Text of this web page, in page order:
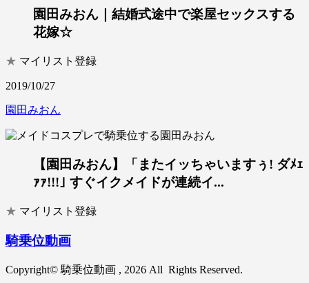
園田みおん｜結婚式途中で楽屋セックスする
花嫁☆
★ マイリスト登録
2019/10/27
園田みおん
【園田みおん】「またイッちゃいますぅ! ダﾒｪ
ｧｧ!!!｣ すぐイクメイドが連続イ...
★ マイリスト登録
騎乗位動画
Copyright© 騎乗位動画 , 2026 All Rights Reserved.